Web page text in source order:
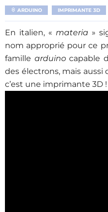
ARDUINO IMPRIMANTE 3D
En italien, « materia »
nom approprié pour ce
famille arduino capable
des électrons, mais aussi
c’est une imprimante 3D !